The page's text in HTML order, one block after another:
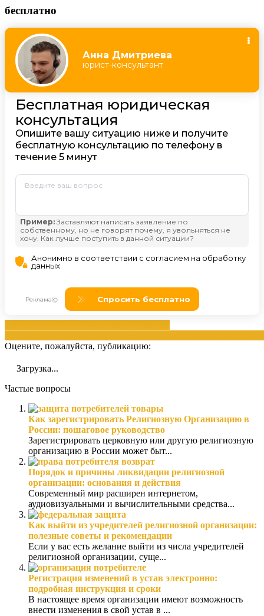
бесплатно
Оцените, пожалуйста, публикацию:
Загрузка...
Частые вопросы
Как зарегистрировать Религиозную Организацию в
России: пошаговое руководство
Зарегистрировать церковную или другую религиозную
организацию в России может быт...
Порядок и причины ликвидации религиозной
организации: основания и действия
Современный мир расширен интернетом,
аудиовизуальными и вычислительными средства...
Как выйти из учредителей религиозной организации:
полезные советы и рекомендации
Если у вас есть желание выйти из числа учредителей
религиозной организации, суще...
Регистрация изменений в устав электронно:
подробная инструкция и сроки
В настоящее время организации имеют возможность
внести изменения в свой устав в ...